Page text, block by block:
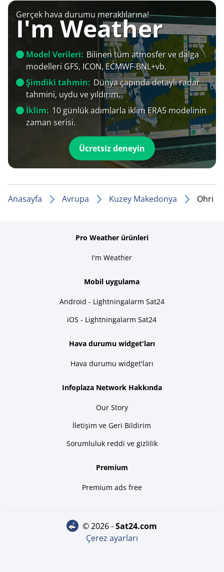
Gerçek hava durumu meraklılarına!
I'm Weather
Model Verileri: Bilinen tüm atmosfer ve dalga
modelleri GFS, ICON, ECMWF-BNL+vb.
Şimdiki tahmin: Dünya çapında detaylı radar
tahmini, uydu ve yıldırım.
İklim: 10 günlük adımlarla iklim ERA5 modelinin
zaman serisi.
Ücretsiz deneyin
Anasayfa Avrupa Kuzey Makedonya Ohri
Pro Weather ürünleri
I'm Weather
Mobil uygulama
Android - Lightningalarm Sat24
iOS - Lightningalarm Sat24
Hava durumu widget'ları
Hava durumu widget'ları
Infoplaza Network Hakkında
Our Story
İletişim ve Geri Bildirim
Sorumluluk reddi ve gizlilik
Premium
Premium ads free
© 2026 - sat24.com
Çerez ayarları